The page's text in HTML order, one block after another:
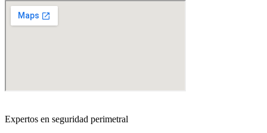
Expertos en seguridad perimetral